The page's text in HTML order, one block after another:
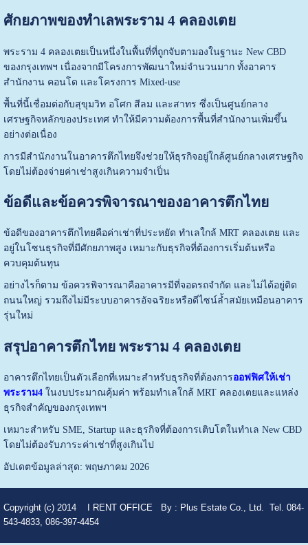
ศักยภาพของทำเลพระราม 4 คลองเตย
พระราม 4 คลองเตยเป็นหนึ่งในพื้นที่ที่ถูกจับตามองในฐานะ New CBD
ของกรุงเทพฯ เนื่องจากมีโครงการพัฒนาใหม่จำนวนมาก ทั้งอาคาร
สำนักงาน คอนโด และโครงการ Mixed-use
พื้นที่นี้เชื่อมต่อกับสุขุมวิท อโศก สีลม และสาทร ซึ่งเป็นศูนย์กลาง
เศรษฐกิจหลักของประเทศ ทำให้มีความต้องการพื้นที่สำนักงานเพิ่มขึ้น
อย่างต่อเนื่อง
การมีสำนักงานในอาคารตึกไทยจึงช่วยให้ธุรกิจอยู่ใกล้ศูนย์กลางเศรษฐกิจ
โดยไม่ต้องจ่ายค่าเช่าสูงเกินความจำเป็น
ข้อดีและข้อควรพิจารณาของอาคารตึกไทย
ข้อดีของอาคารตึกไทยคือค่าเช่าที่ประหยัด ทำเลใกล้ MRT คลองเตย และ
อยู่ในโซนธุรกิจที่มีศักยภาพสูง เหมาะกับธุรกิจที่ต้องการเริ่มต้นหรือ
ควบคุมต้นทุน
อย่างไรก็ตาม ข้อควรพิจารณาคืออาคารมีที่จอดรถจำกัด และไม่ได้อยู่ติด
ถนนใหญ่ รวมถึงไม่มีระบบอาคารอัจฉริยะหรือดีไซน์ล้ำสมัยเหมือนอาคาร
รุ่นใหม่
สรุปอาคารตึกไทย พระราม 4 คลองเตย
อาคารตึกไทยเป็นตัวเลือกที่เหมาะสำหรับธุรกิจที่ต้องการออฟฟิศให้เช่า
พระราม4ในงบประมาณคุ้มค่า พร้อมทำเลใกล้ MRT คลองเตยและแหล่ง
ธุรกิจสำคัญของกรุงเทพฯ
เหมาะสำหรับ SME, Startup และธุรกิจที่ต้องการเติบโตในทำเล New CBD
โดยไม่ต้องรับภาระค่าเช่าที่สูงเกินไป
อัปเดตข้อมูลล่าสุด: พฤษภาคม 2026
Copyright (c) 2014 I RENT OFFICE By : Plus Estate Co., Ltd. Tel. 084-
543-4833, 086-397-4454